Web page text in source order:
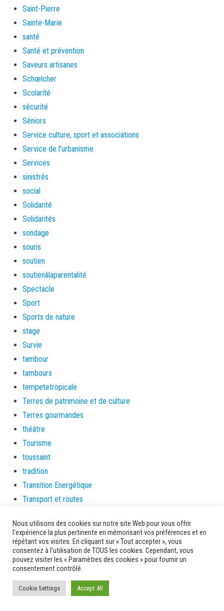
Saint-Pierre
Sainte-Marie
santé
Santé et prévention
Saveurs artisanes
Schœlcher
Scolarité
sécurité
Séniors
Service culture, sport et associations
Service de l'urbanisme
Services
sinistrés
social
Solidarité
Solidarités
sondage
souris
soutien
soutienàlaparentalité
Spectacle
Sport
Sports de nature
stage
Survie
tambour
tambours
tempetetropicale
Terres de patrimoine et de culture
Terres gourmandes
théâtre
Tourisme
toussaint
tradition
Transition Energétique
Transport et routes
Travaux
Travaux THD
travaux utiles
TSUNAMI
TZCLD
uncategorized
Nous utilisons des cookies sur notre site Web pour vous offrir
l'expérience la plus pertinente en mémorisant vos préférences et en
répétant vos visites. En cliquant sur « Tout accepter », vous
consentez à l'utilisation de TOUS les cookies. Cependant, vous
pouvez visiter les « Paramètres des cookies » pour fournir un
consentement contrôlé.
Cookie Settings Accept All